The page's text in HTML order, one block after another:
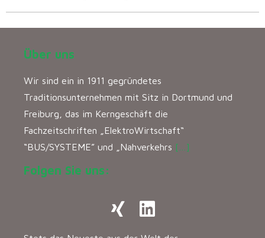
Über uns
Wir sind ein in 1911 gegründetes
Traditionsunternehmen mit Sitz in Dortmund und
Freiburg, das im Kerngeschäft die
Fachzeitschriften „ElektroWirtschaft“
“BUS/SYSTEME” und „Nahverkehrs […]
Folgen Sie uns: